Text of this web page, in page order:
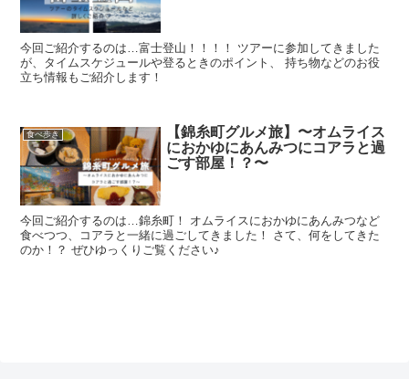
今回ご紹介するのは…富士登山！！！！ ツアーに参加してきました
が、タイムスケジュールや登るときのポイント、 持ち物などのお役
立ち情報もご紹介します！
食べ歩き
【錦糸町グルメ旅】〜オムライス
におかゆにあんみつにコアラと過
ごす部屋！？〜
今回ご紹介するのは…錦糸町！ オムライスにおかゆにあんみつなど
食べつつ、コアラと一緒に過ごしてきました！ さて、何をしてきた
のか！？ ぜひゆっくりご覧ください♪